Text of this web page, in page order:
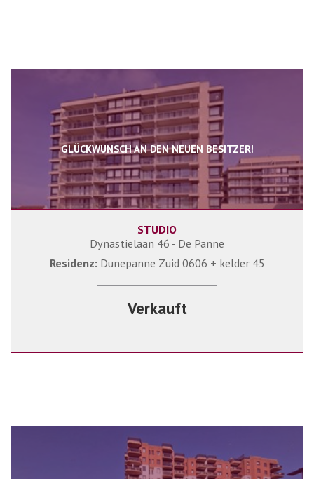
GLÜCKWUNSCH AN DEN NEUEN BESITZER!
48 m²
STUDIO
Dynastielaan 46 - De Panne
Residenz: Dunepanne Zuid 0606 + kelder 45
Verkauft